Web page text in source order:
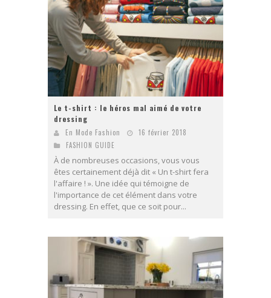
Le t-shirt : le héros mal aimé de votre
dressing
En Mode Fashion
16 février 2018
FASHION GUIDE
À de nombreuses occasions, vous vous
êtes certainement déjà dit « Un t-shirt fera
l'affaire ! ». Une idée qui témoigne de
l'importance de cet élément dans votre
dressing. En effet, que ce soit pour...